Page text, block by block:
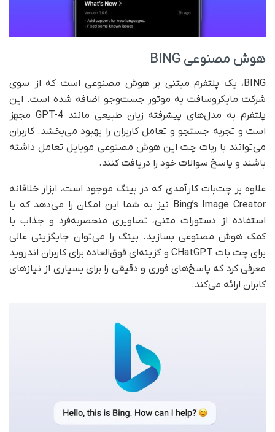
هوش مصنوعی BING
BING، یک پلتفرم مبتنی بر هوش مصنوعی است که از سوی
شرکت مایکروسافت به موتور جست‌وجو اضافه شده است. این
پلتفرم به مدل‌های پیشرفته زبان طبیعی مانند GPT-4 مجهز
است و تجربه جستجو و تعامل کاربران را بهبود می‌بخشد. کاربران
می‌توانند با ربات چت این هوش مصنوعی موبایل تعامل داشته
باشند و پاسخ سوالات خود را دریافت کنند.
علاوه بر چت‌بات کارآمدی که در بینگ موجود است، ابزار خلاقانه
Bing’s Image Creator نیز به شما این امکان را می‌دهد که با
استفاده از دستورات متنی، تصاویری منحصر‌به‌فرد و جذاب با
کمک هوش مصنوعی بسازید. بینگ را می‌توان جایگزینی عالی
برای چت بات CHatGPT و گزینه‌ای فوق‌العاده برای کاربران اندروید
معرفی کرد که پاسخ‌های فوری و دقیقی را برای بسیاری از نیازهای
کابران ارائه می‌کند.